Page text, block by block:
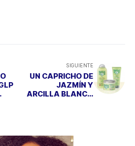
SIGUIENTE
UN CAPRICHO DE
JAZMÍN Y
ARCILLA BLANCA